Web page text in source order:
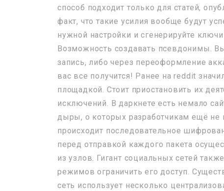
способ подходит только для статей,
факт, что такие усилия вообще будут
нужной настройки и сгенерируйте
Возможность создавать псевдонимы.
запись, либо через переоформление
вас все получится! Ранее на reddit
площадкой. Стоит приостановить их
исключений. В даркнете есть немало
дыры, о которых разработчикам ещё не
происходит последовательное
перед отправкой каждого пакета
из узлов. Гигант социальных сетей
режимов ограничить его доступ.
сеть использует несколько